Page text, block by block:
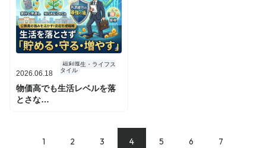
2026.06.18
福利厚生・ライフス
タイル
物価高でも生活レベルを落
とさな…
1 2 3 4 5 6 7